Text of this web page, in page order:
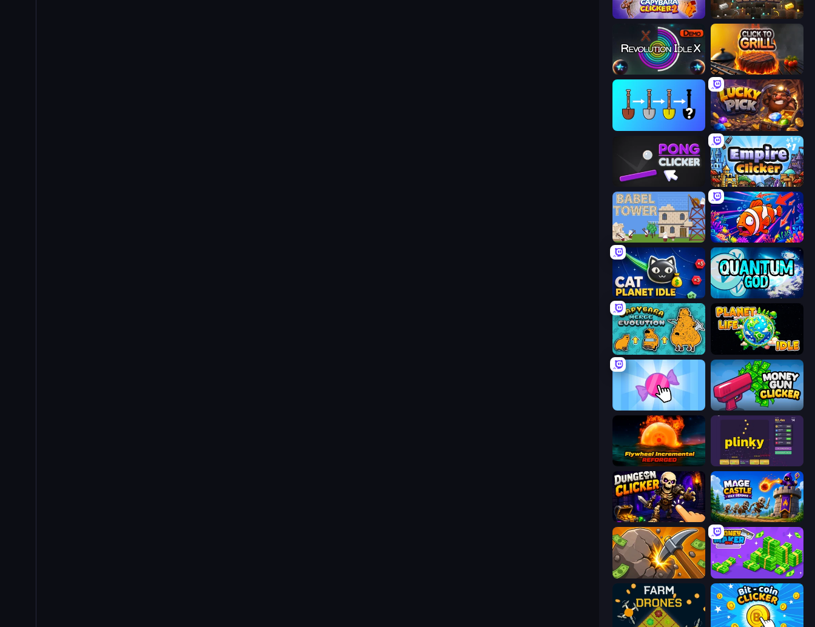
Capybara Clicker 2 Cubidle
Revolution Idle X Click To Grill
Lucky Pick
Pong Clicker Empire Clicker
Babel Tower Fish Catch Idle
Cat Planet Idle Quantum God
Capybara Merge Evolution Planet Life Idle
Candy Clicker 2 Money Gun Clicker
Flywheel Incremental: Reforged Plinky
Dungeon Clicker Mage Castle Idle Defense
Mine Clicker Money Maker Idle